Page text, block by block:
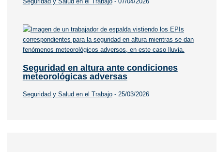
Seguridad en altura ante condiciones
meteorológicas adversas
Seguridad y Salud en el Trabajo- 25/03/2026